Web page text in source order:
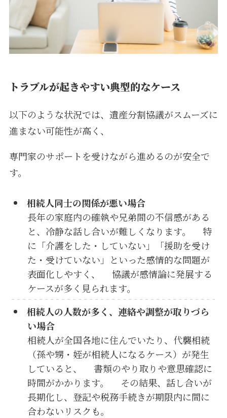
トラブルが起きやすい典型的なケース
以下のような状況では、遺産分割協議がスムーズに
進まない可能性が高く、
専門家のサポートを受けながら進めるのが安全で
す。
相続人同士の関係が悪い場合
長年の家庭内の確執や兄弟間の不信感がある
と、冷静な話し合いが難しくなります。 特
に「介護をした・していない」「援助を受け
た・受けていない」といった感情的な問題が
表面化しやすく、 協議が感情論に発展する
ケースが多く見られます。
相続人の人数が多く、連絡や調整が取りづら
い場合
相続人が全国各地に住んでいたり、代襲相続
（孫や甥・姪が相続人になるケース）が発生
していると、 書類のやり取りや意思確認に
時間がかかります。 その結果、話し合いが
長期化し、登記や税務手続きが期限内に間に
合わないリスクも。